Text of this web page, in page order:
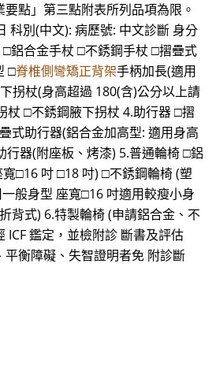
點」第三點附表所列品項為限。
科別(中文): 病歷號: 中文診斷 身分
鋁合金手杖 □不銹鋼手杖 □摺疊式
□脊椎側彎矯正背架手柄加長(適用
拐杖(身高超過 180(含)公分以上請
杖 □不銹鋼腋下拐杖 4.助行器 □摺
式助行器(鋁合金加高型: 適用身高
行器(附座板、烤漆) 5.普通輪椅 □鋁
□16 吋 □18 吋) □不銹鋼輪椅 (塑
般身型 座寬□16 吋適用較瘦小身
背式) 6.特製輪椅 (申請鋁合金、不
ICF 鑑定，並檢附診 斷書及評估
衡障礙、失智證明者免 附診斷